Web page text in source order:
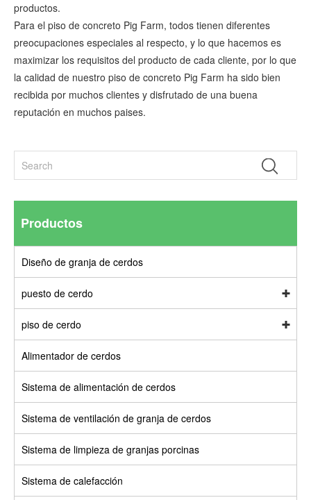
productos.
Para el piso de concreto Pig Farm, todos tienen diferentes
preocupaciones especiales al respecto, y lo que hacemos es
maximizar los requisitos del producto de cada cliente, por lo que
la calidad de nuestro piso de concreto Pig Farm ha sido bien
recibida por muchos clientes y disfrutado de una buena
reputación en muchos paises.
Productos
Diseño de granja de cerdos
puesto de cerdo
piso de cerdo
Alimentador de cerdos
Sistema de alimentación de cerdos
Sistema de ventilación de granja de cerdos
Sistema de limpieza de granjas porcinas
Sistema de calefacción